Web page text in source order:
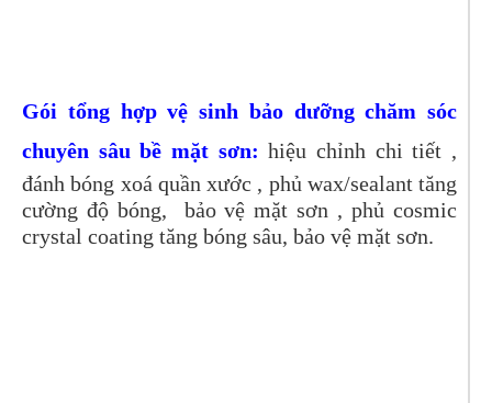
Gói tổng hợp vệ sinh bảo dưỡng chăm sóc
chuyên sâu bề mặt sơn:hiệu chỉnh chi tiết ,
đánh bóng xoá quần xước , phủ wax/sealant tăng
cường độ bóng, bảo vệ mặt sơn , phủ cosmic
crystal coating tăng bóng sâu, bảo vệ mặt sơn.